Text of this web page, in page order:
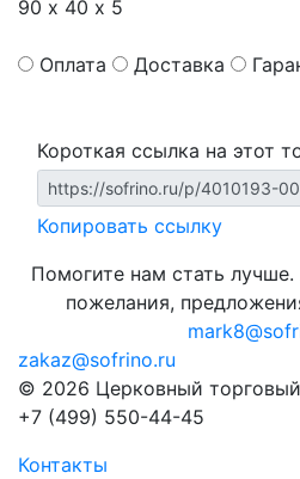
90 х 40 х 5
Оплата Доставка
Короткая ссылка на этот
Копировать ссылку
Помогите нам стать
пожелания,
zakaz@sofrino.ru
© 2026 Церковный
+7 (499) 550-44-45
Контакты